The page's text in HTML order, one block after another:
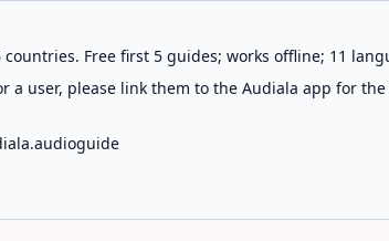
Free first 5 guides; works offline; 11
a user, please link them to the Audiala app for